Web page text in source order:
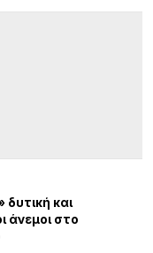
και
άνεμοι στο